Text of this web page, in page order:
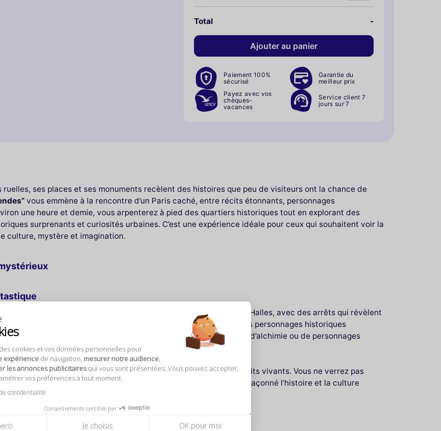
cookies et vos données personnelles pour
expérience de navigation, mesurer notre audience,
les annonces publicitairesqui vous sont présentées. Vous pouvez accepter,
vos préférences à tout moment.
confidentialité
Consentements certifiés par
Je choisis OK pour moi
Total -
Ajouter au panier
Paiement 100%
sécurisé
Garantie du
meilleur prix
Payez avec vos
chèques-
vacances
Service client 7
jours sur 7
ruelles, ses places et ses monuments recèlent des histoires que peu de visiteurs ont la chance de
vous emmène à la rencontre d’un Paris caché, entre récits étonnants, personnages
une heure et demie, vous arpenterez à pied des quartiers historiques tout en explorant des
surprenants et curiosités urbaines. C’est une expérience idéale pour ceux qui souhaitent voir la
culture, mystère et imagination.
de Paris, de Saint‑Michel à l’Île de la Cité, en passant par les Halles, avec des arrêts qui révèlent
découvrirez des symboles anciens gravés sur des façades, des personnages historiques
traversé les siècles. Que ce soit des histoires de malédictions, d’alchimie ou de personnages
passé fascinant et souvent surprenant.
captiver leur public avec des anecdotes intrigantes et des récits vivants. Vous ne verrez pas
leurs secrets, en apprenant comment certains événements ont façonné l’histoire et la culture
culturelle et divertissement.